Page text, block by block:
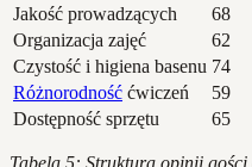
Jakość prowadzących
68
Organizacja zajęć
62
Czystość i higiena basenu 74
Różnorodność ćwiczeń 59
Dostępność sprzętu
65
Tabela 5: Struktura opinii